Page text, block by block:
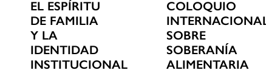
EL ESPÍRITU
DE FAMILIA
Y LA
IDENTIDAD
INSTITUCIONAL
COLOQUIO
INTERNACIONAL
SOBRE
SOBERANÍA
ALIMENTARIA